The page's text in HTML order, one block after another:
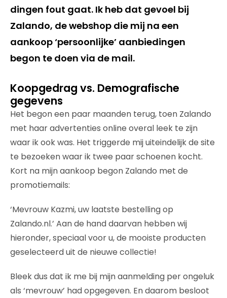
dingen fout gaat. Ik heb dat gevoel bij
Zalando, de webshop die mij na een
aankoop ‘persoonlijke’ aanbiedingen
begon te doen via de mail.
Koopgedrag vs. Demografische
gegevens
Het begon een paar maanden terug, toen Zalando
met haar advertenties online overal leek te zijn
waar ik ook was. Het triggerde mij uiteindelijk de site
te bezoeken waar ik twee paar schoenen kocht.
Kort na mijn aankoop begon Zalando met de
promotiemails:
‘Mevrouw Kazmi, uw laatste bestelling op
Zalando.nl.’ Aan de hand daarvan hebben wij
hieronder, speciaal voor u, de mooiste producten
geselecteerd uit de nieuwe collectie!
Bleek dus dat ik me bij mijn aanmelding per ongeluk
als ‘mevrouw’ had opgegeven. En daarom besloot